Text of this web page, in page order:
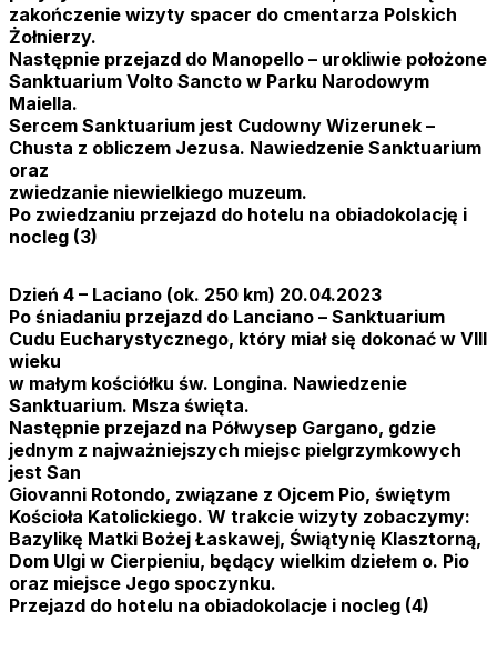
zakończenie wizyty spacer do cmentarza Polskich
Żołnierzy.
Następnie przejazd do Manopello – urokliwie położone
Sanktuarium Volto Sancto w Parku Narodowym
Maiella.
Sercem Sanktuarium jest Cudowny Wizerunek –
Chusta z obliczem Jezusa. Nawiedzenie Sanktuarium
oraz
zwiedzanie niewielkiego muzeum.
Po zwiedzaniu przejazd do hotelu na obiadokolację i
nocleg (3)
Dzień 4 – Laciano (ok. 250 km) 20.04.2023
Po śniadaniu przejazd do Lanciano – Sanktuarium
Cudu Eucharystycznego, który miał się dokonać w VIII
wieku
w małym kościółku św. Longina. Nawiedzenie
Sanktuarium. Msza święta.
Następnie przejazd na Półwysep Gargano, gdzie
jednym z najważniejszych miejsc pielgrzymkowych
jest San
Giovanni Rotondo, związane z Ojcem Pio, świętym
Kościoła Katolickiego. W trakcie wizyty zobaczymy:
Bazylikę Matki Bożej Łaskawej, Świątynię Klasztorną,
Dom Ulgi w Cierpieniu, będący wielkim dziełem o. Pio
oraz miejsce Jego spoczynku.
Przejazd do hotelu na obiadokolacje i nocleg (4)